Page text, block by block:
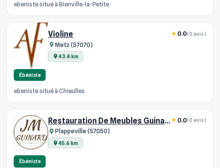
ebeniste situé à Bienville-la-Petite
Violine
Metz (57070)
43.4 km
0.0(0 avis)
Ébéniste
ebeniste situé à Chieulles
Restauration De Meubles Guinard
Plappeville (57050)
45.6 km
0.0(0 avis)
Ébéniste